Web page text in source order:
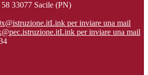
33077 Sacile (PN)
Link per inviare una mail
Link per inviare una mail